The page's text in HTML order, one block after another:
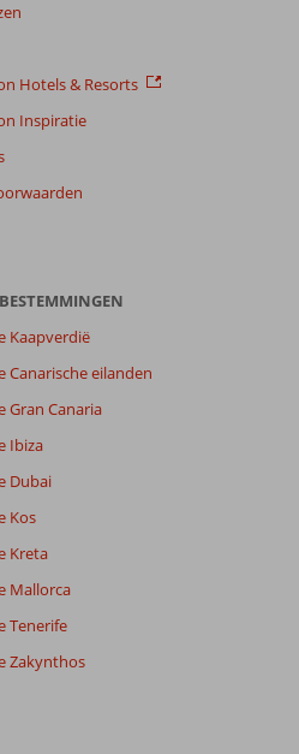
Hotels & Resorts
Inspiratie
Kaapverdië
Canarische eilanden
Gran Canaria
Ibiza
Dubai
Kos
Kreta
Mallorca
Tenerife
Zakynthos